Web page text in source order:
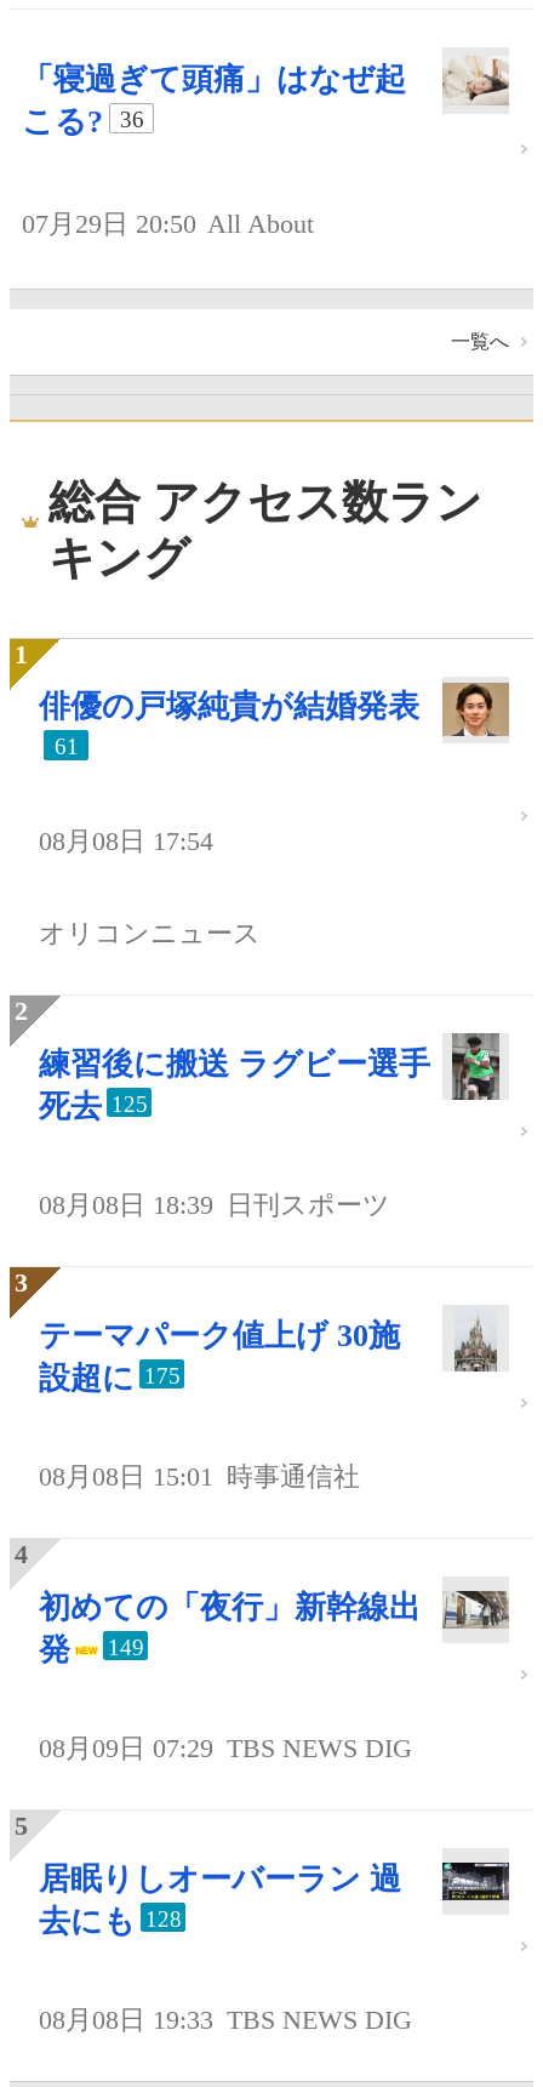
「寝過ぎて頭痛」はなぜ起
こる?
36
07月29日 20:50 All About
一覧へ
総合 アクセス数ラン
キング
俳優の戸塚純貴が結婚発表
61
08月08日 17:54
オリコンニュース
練習後に搬送 ラグビー選手
死去 125
08月08日 18:39 日刊スポーツ
テーマパーク値上げ 30施
設超に 175
08月08日 15:01 時事通信社
初めての「夜行」新幹線出
発
149
08月09日 07:29 TBS NEWS DIG
居眠りしオーバーラン 過
去にも
128
08月08日 19:33 TBS NEWS DIG